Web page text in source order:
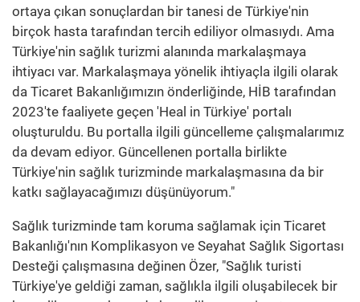
ortaya çıkan sonuçlardan bir tanesi de Türkiye'nin
birçok hasta tarafından tercih ediliyor olmasıydı. Ama
Türkiye'nin sağlık turizmi alanında markalaşmaya
ihtiyacı var. Markalaşmaya yönelik ihtiyaçla ilgili olarak
da Ticaret Bakanlığımızın önderliğinde, HİB tarafından
2023'te faaliyete geçen 'Heal in Türkiye' portalı
oluşturuldu. Bu portalla ilgili güncelleme çalışmalarımız
da devam ediyor. Güncellenen portalla birlikte
Türkiye'nin sağlık turizminde markalaşmasına da bir
katkı sağlayacağımızı düşünüyorum."
Sağlık turizminde tam koruma sağlamak için Ticaret
Bakanlığı'nın Komplikasyon ve Seyahat Sağlık Sigortası
Desteği çalışmasına değinen Özer, "Sağlık turisti
Türkiye'ye geldiği zaman, sağlıkla ilgili oluşabilecek bir